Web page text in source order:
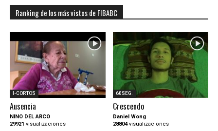
Ranking de los más vistos de FIBABC
I-CORTOS
Ausencia
NINO DEL ARCO
29921 visualizaciones
60SEG.
Crescendo
Daniel Wong
28804visualizaciones